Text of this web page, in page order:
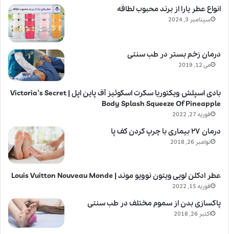
انواع عطر یارا از برند محبوب لطافه
سپتامبر 3, 2024
درمان زخم بستر در طب سنتی
می 12, 2019
بادی اسپلش ویکتوریا سکرت اسکوئیز آف پاین اپل | Victoria’s Secret
Body Splash Squeeze Of Pineapple
فوریه 27, 2022
درمان ۲۷ بیماری با چرپ کردن کف پا
نوامبر 26, 2018
عطر ادکلن لویی ویتون نوویو موند | Louis Vuitton Nouveau Monde
فوریه 15, 2022
پاکسازی بدن از سموم مختلف در طب سنتی
اکتبر 26, 2018